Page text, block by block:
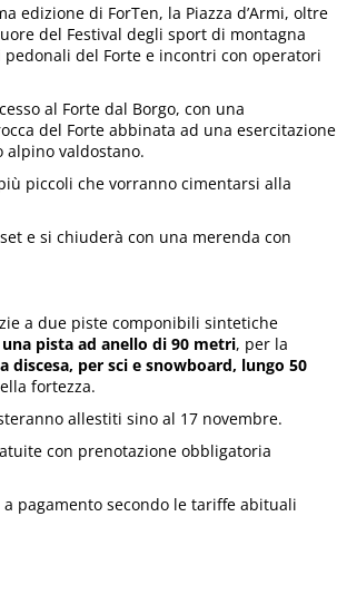
edizione di ForTen, la Piazza d’Armi, oltre
del Festival degli sport di montagna
del Forte e incontri con operatori
al Forte dal Borgo, con una
del Forte abbinata ad una esercitazione
alpino valdostano.
piccoli che vorranno cimentarsi alla
e si chiuderà con una merenda con
a due piste componibili sintetiche
una pista ad anello di 90 metri, per la
discesa, per sci e snowboard, lungo 50
fortezza.
allestiti sino al 17 novembre.
con prenotazione obbligatoria
a pagamento secondo le tariffe abituali